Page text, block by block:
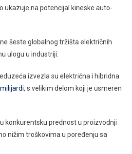
ukazuje na potencijal kineske auto-
šeste globalnog tržišta električnih
ulogu u industriji.
izvezla su električna i hibridna
, s velikim delom koji je usmeren
konkurentsku prednost u proizvodnji
nižim troškovima u poređenju sa